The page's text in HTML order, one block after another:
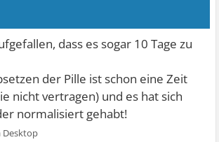
dass es sogar 10 Tage zu
der Pille ist schon eine Zeit
nicht vertragen) und es hat sich
normalisiert gehabt!